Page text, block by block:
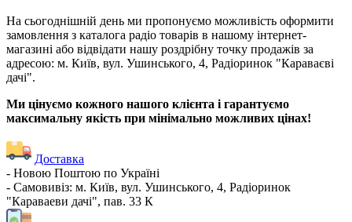
На сьогоднішній день ми пропонуємо можливість оформити
замовлення з каталога радіо товарів в нашому інтернет-
магазині або відвідати нашу роздрібну точку продажів за
адресою: м. Київ, вул. Ушинського, 4, Радіоринок "Караваєві
дачі".
Ми цінуємо кожного нашого клієнта і гарантуємо
максимальну якість при мінімально можливих цінах!
Доставка
- Новою Поштою по Україні
- Самовивіз: м. Київ, вул. Ушинського, 4, Радіоринок
"Караваеви дачі", пав. 33 К